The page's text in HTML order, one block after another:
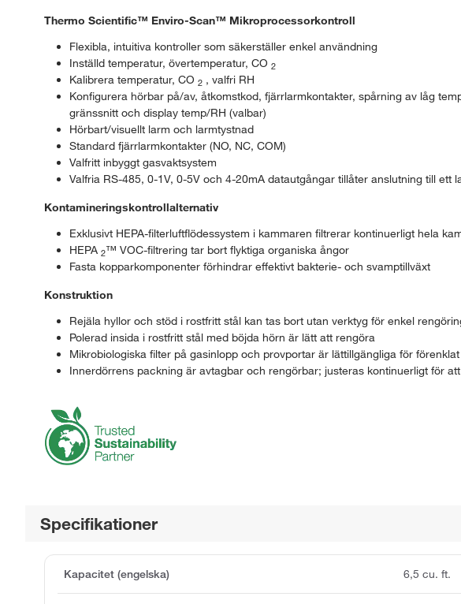
Thermo Scientific™ Enviro-Scan™ Mikroprocessorkontroll
Flexibla, intuitiva kontroller som säkerställer enkel användning
Inställd temperatur, övertemperatur, CO 2
Kalibrera temperatur, CO 2 , valfri RH
Konfigurera hörbar på/av, åtkomstkod, fjärrlarmkontakter, spårning av låg
gränssnitt och display temp/RH (valbar)
Hörbart/visuellt larm och larmtystnad
Standard fjärrlarmkontakter (NO, NC, COM)
Valfritt inbyggt gasvaktsystem
Valfria RS-485, 0-1V, 0-5V och 4-20mA datautgångar tillåter anslutning till ett
Kontamineringskontrollalternativ
Exklusivt HEPA-filterluftflödessystem i kammaren filtrerar kontinuerligt hela
HEPA 2™ VOC-filtrering tar bort flyktiga organiska ångor
Fasta kopparkomponenter förhindrar effektivt bakterie- och svamptillväxt
Konstruktion
Rejäla hyllor och stöd i rostfritt stål kan tas bort utan verktyg för enkel
Polerad insida i rostfritt stål med böjda hörn är lätt att rengöra
Mikrobiologiska filter på gasinlopp och provportar är lättillgängliga för
Innerdörrens packning är avtagbar och rengörbar; justeras kontinuerligt för
Specifikationer
Kapacitet (engelska) 6,5 cu. ft.